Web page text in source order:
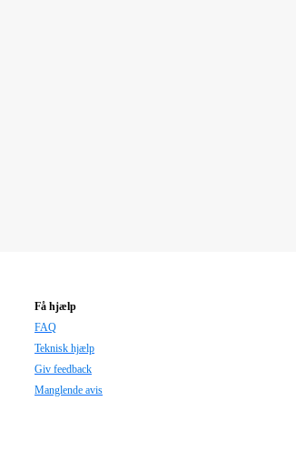
Få hjælp
FAQ
Teknisk hjælp
Giv feedback
Manglende avis